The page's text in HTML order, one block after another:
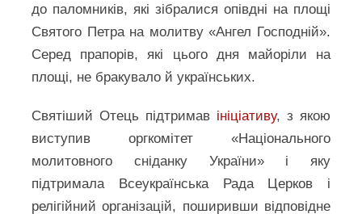
до паломників, які зібралися опівдні на площі
Святого Петра на молитву «Ангел Господній».
Серед прапорів, які цього дня майоріли на
площі, не бракувало й українських.
Святіший Отець підтримав ініціативу, з якою
виступив оргкомітет «Національного
молитовного сніданку України» і яку
підтримала Всеукраїнська Рада Церков і
релігійний організацій, поширивши відповідне